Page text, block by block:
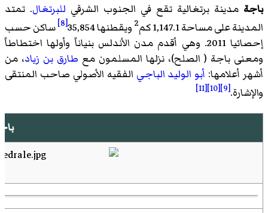
باجة مدينة برتغالية تقع في الجنوب الشرقي للبرتغال. تمتد
المدينة على مساحة 1,147.1 كم
2 ويقطنها 35,854 [8]
ساكن حسب
إحصائيا 2011. وهي أقدم مدن الأندلس بنياناً وأولها اختطاطاً
ومعنى باجة ( الصلح)، نزلها المسلمون مع طارق بن زياد، من
أشهر أعلامها: أبو الوليد الباجي الفقيه الأصولي صاحب المنتقى
والإشارة.[9]
[10]
[11]